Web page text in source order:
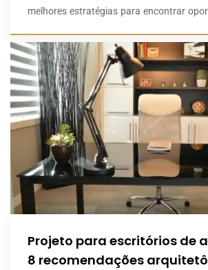
melhores estratégias para encontrar
Projeto para escritórios de
8 recomendações